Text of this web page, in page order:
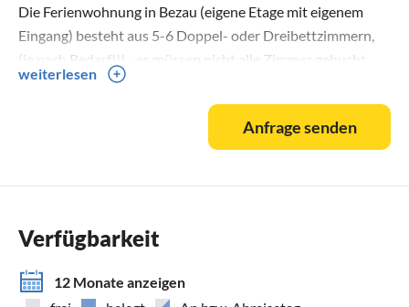
Die Ferienwohnung in Bezau (eigene Etage mit eigenem
Eingang) besteht aus 5-6 Doppel- oder Dreibettzimmern,
(je nach Bedarf!!! - es müssen nicht alle Zimmer gebucht
werden) einem tollen Aufenthaltsraum mit typischem
Bregenzerwälder Kachelofen, einer geräumigen, komplett
eingerichteten Küche sowie tollen überdachten Balkonen.
getrennten, geräumigen Schlafzimmern für jeweils 2-3
Personen, DU/WC, TV einer geräumigen, komplett
eingerichteten Küche sowie einem wirklich schönen
weiterlesen
Anfrage senden
Verfügbarkeit
12 Monate anzeigen